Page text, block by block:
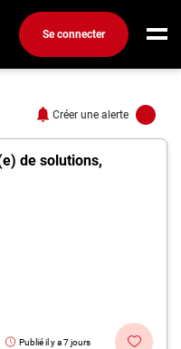
Se connecter
Créer une alerte
de solutions,
Publié il y a 7 jours